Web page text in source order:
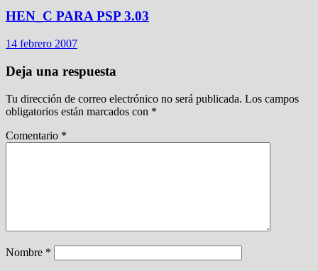
HEN_C PARA PSP 3.03
14 febrero 2007
Deja una respuesta
Tu dirección de correo electrónico no será publicada. Los campos
obligatorios están marcados con *
Comentario *
Nombre *